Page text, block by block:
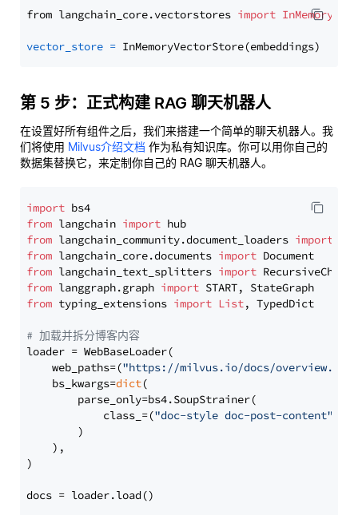
from langchain_core.vectorstores import
vector_store =
第 5 步：正式构建 RAG 聊天机器人
在设置好所有组件之后，我们来搭建一个简单的聊天机器人。我
们将使用 Milvus介绍文档 作为私有知识库。你可以用你自己的
数据集替换它，来定制你自己的 RAG 聊天机器人。
import
from langchain import
from langchain_community.document_loaders import
from langchain_core.documents import
from langchain_text_splitters import
from langgraph.graph import
from typing_extensions import List, TypedDict
# 加载并拆分博客内容
loader = WebBaseLoader(
    web_paths=(
"https://milvus.io/docs/overview.md"
    bs_kwargs=
dict(
        parse_only=bs4.SoupStrainer(
            class_=(
"doc-style doc-post-content"
        )
    ),
)
docs = loader.load()